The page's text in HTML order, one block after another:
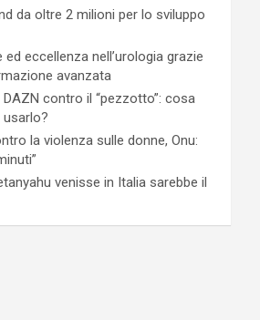
da oltre 2 milioni per lo sviluppo
eccellenza nell’urologia grazie
avanzata
contro il “pezzotto”: cosa
la violenza sulle donne, Onu:
venisse in Italia sarebbe il